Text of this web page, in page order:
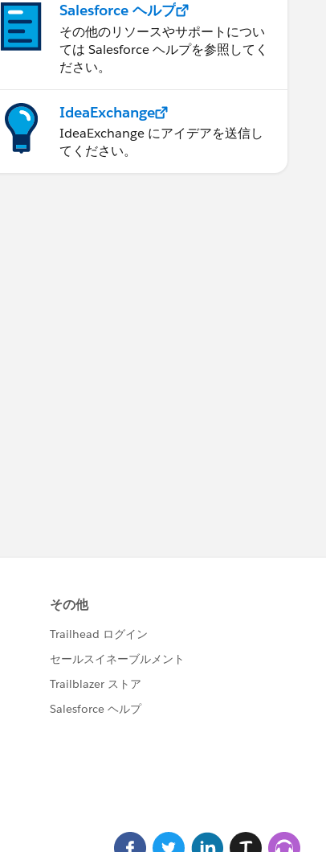
Salesforce ヘルプ
その他のリソースやサポートについ
ては Salesforce ヘルプを参照してく
ださい。
IdeaExchange
IdeaExchange にアイデアを送信し
てください。